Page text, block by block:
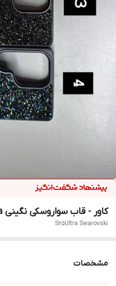
کاور - قاب سواروسکی نگینی S25 ultra
S25Ultra Swarovski
مشخصات